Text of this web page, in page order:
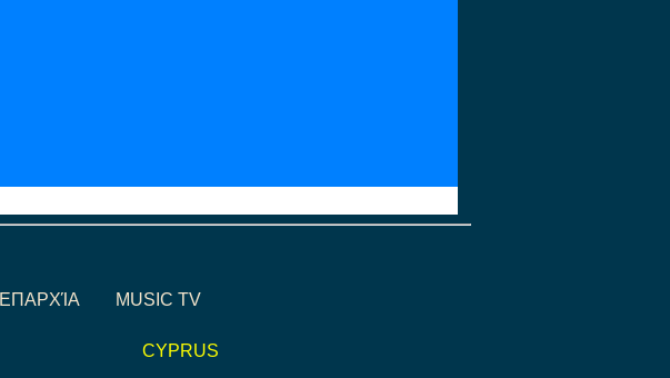
ΕΠΑΡΧΊΑ MUSIC TV
CYPRUS